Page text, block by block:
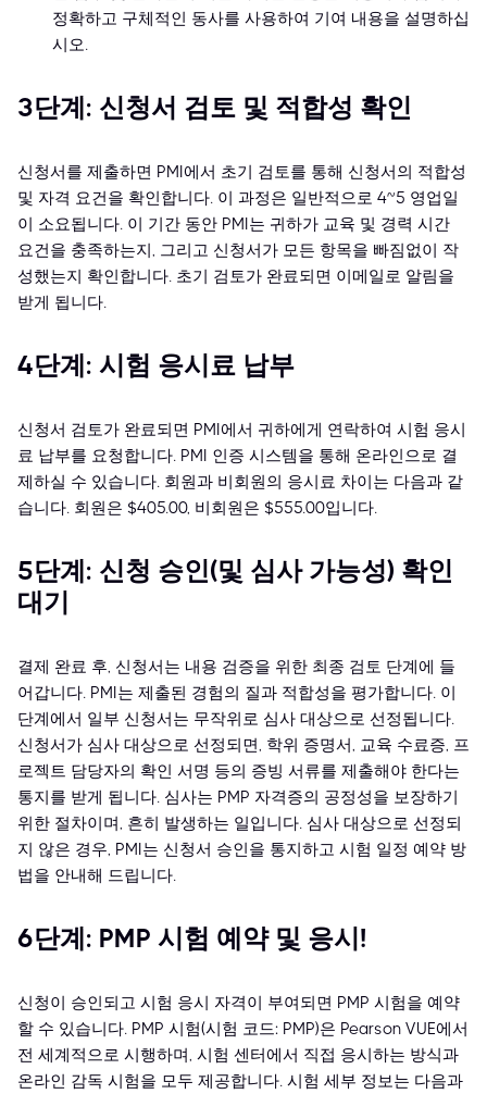
정확하고 구체적인 동사를 사용하여 기여 내용을 설명하십
시오.
3단계: 신청서 검토 및 적합성 확인
신청서를 제출하면 PMI에서 초기 검토를 통해 신청서의 적합성
및 자격 요건을 확인합니다. 이 과정은 일반적으로 4~5 영업일
이 소요됩니다. 이 기간 동안 PMI는 귀하가 교육 및 경력 시간
요건을 충족하는지, 그리고 신청서가 모든 항목을 빠짐없이 작
성했는지 확인합니다. 초기 검토가 완료되면 이메일로 알림을
받게 됩니다.
4단계: 시험 응시료 납부
신청서 검토가 완료되면 PMI에서 귀하에게 연락하여 시험 응시
료 납부를 요청합니다. PMI 인증 시스템을 통해 온라인으로 결
제하실 수 있습니다. 회원과 비회원의 응시료 차이는 다음과 같
습니다. 회원은 $405.00, 비회원은 $555.00입니다.
5단계: 신청 승인(및 심사 가능성) 확인
대기
결제 완료 후, 신청서는 내용 검증을 위한 최종 검토 단계에 들
어갑니다. PMI는 제출된 경험의 질과 적합성을 평가합니다. 이
단계에서 일부 신청서는 무작위로 심사 대상으로 선정됩니다.
신청서가 심사 대상으로 선정되면, 학위 증명서, 교육 수료증, 프
로젝트 담당자의 확인 서명 등의 증빙 서류를 제출해야 한다는
통지를 받게 됩니다. 심사는 PMP 자격증의 공정성을 보장하기
위한 절차이며, 흔히 발생하는 일입니다. 심사 대상으로 선정되
지 않은 경우, PMI는 신청서 승인을 통지하고 시험 일정 예약 방
법을 안내해 드립니다.
6단계: PMP 시험 예약 및 응시!
신청이 승인되고 시험 응시 자격이 부여되면 PMP 시험을 예약
할 수 있습니다. PMP 시험(시험 코드: PMP)은 Pearson VUE에서
전 세계적으로 시행하며, 시험 센터에서 직접 응시하는 방식과
온라인 감독 시험을 모두 제공합니다. 시험 세부 정보는 다음과